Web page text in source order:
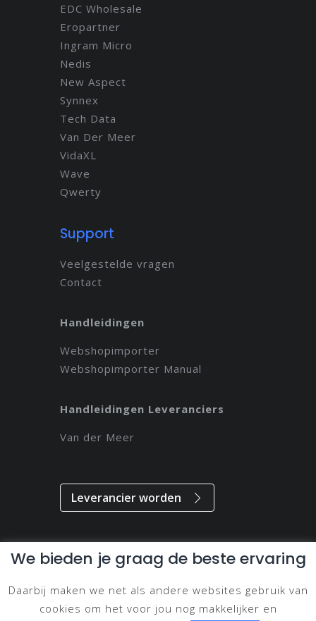
EDC Wholesale
Eropartner
Ingram Micro
Nedis
New Aspect
Synnex
Tech Data
Van Der Meer
VidaXL
Wave
Qwerty
Support
Veelgestelde vragen
Contact
Handleidingen
Webshopimporter
Webshopimporter Manual
Handleidingen Leveranciers
Van der Meer
Leverancier worden
Alle rechten voorbehouden // 2021 // Magdeveloper
Privacy & Disclaimer
We bieden je graag de beste ervaring
Daarbij maken we net als andere websites gebruik van
cookies om het voor jou nog makkelijker en